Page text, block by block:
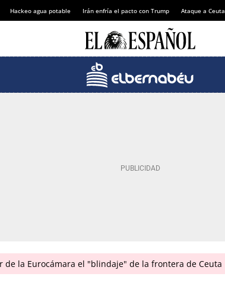
Hackeo agua potable Irán enfría el pacto con Trump Ataque a Ceuta
de la Eurocámara el "blindaje" de la frontera de Ceuta